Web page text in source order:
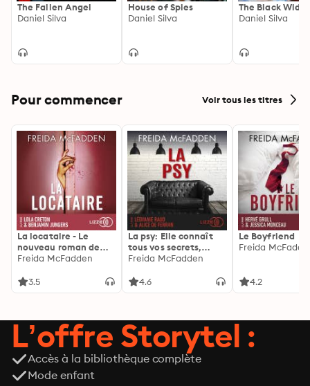
The Fallen Angel
Daniel Silva
House of Spies
Daniel Silva
The Black
Daniel Silva
Pour commencer Voir tous les titres
La locataire - Le
nouveau roman de
l'autrice de La femme
Freida McFadden
3.5
La psy: Elle connaît
tous vos secrets,
découvrez les siens ...
Freida McFadden
4.6
Le Boyfriend
Freida
4.2
L’offre Storytel :
Accès à la bibliothèque complète
Mode enfant